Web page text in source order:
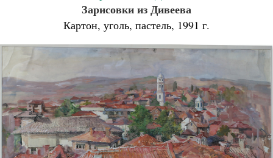
Зарисовки из Дивеева
Картон, уголь, пастель, 1991 г.